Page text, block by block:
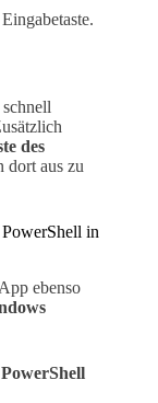
des
dort aus zu
in
ebenso
PowerShell